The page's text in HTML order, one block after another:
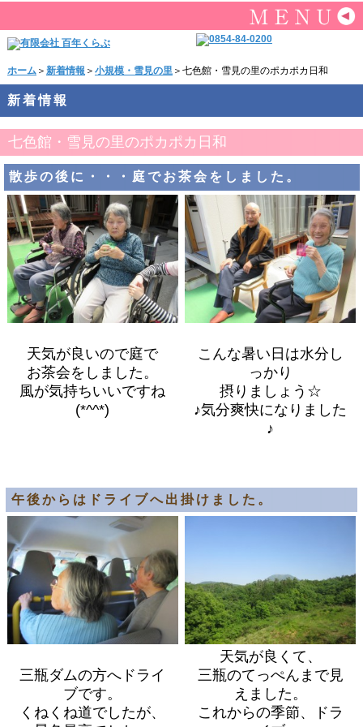
ホーム＞ 新着情報 ＞ 小規模・雪見の里＞七色館・雪見の里のポカポカ日和
新着情報
七色館・雪見の里のポカポカ日和
散歩の後に・・・庭でお茶会をしました。
天気が良いので庭で
お茶会をしました。
風が気持ちいいですね
(*^^*)
こんな暑い日は水分し
っかり
摂りましょう☆
♪気分爽快になりました
♪
午後からはドライブへ出掛けました。
三瓶ダムの方へドライ
ブです。
くねくね道でしたが、
天気が良くて、
三瓶のてっぺんまで見
えました。
これからの季節、ドラ